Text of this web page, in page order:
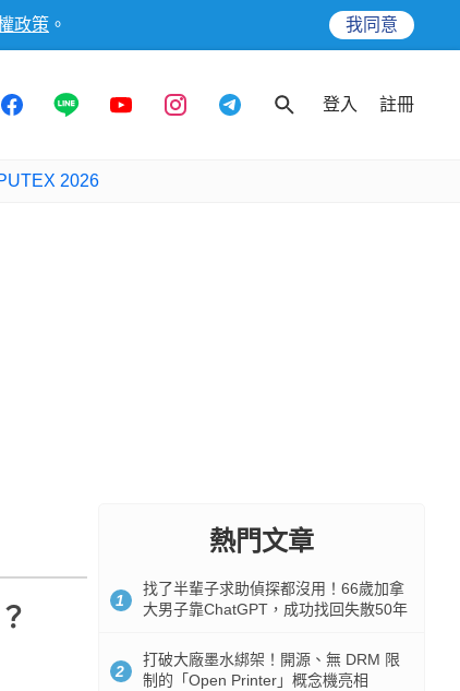
政策 。 我同意
登入 註冊
2026
熱門文章
1
找了半輩子求助偵探都沒用！66歲加拿
大男子靠ChatGPT，成功找回失散50年
2
打破大廠墨水綁架！開源、無 DRM 限
制的「Open Printer」概念機亮相